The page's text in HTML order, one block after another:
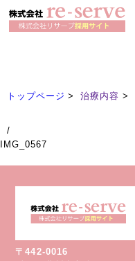
Treatment
トップページ 治療内容
/
IMG_0567
〒442-0016